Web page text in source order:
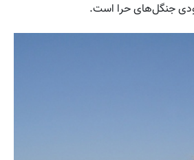
جنگل‌های حرا است.